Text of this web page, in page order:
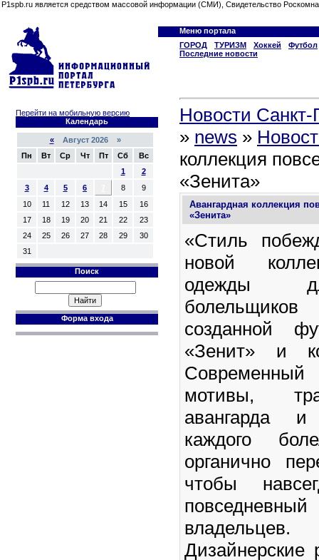
P1spb.ru является средством массовой информации (СМИ), Свидетельство
Меню портала
ГОРОД
ТУРИЗМ Хоккей
Футбол
Последние новости
Перейти на мобильную версию
Календарь
«Август 2026 »
Пн
Вт Ср Чт Пт Сб
Вс
1
2
3
4 5 6 8
9
10
11 12 13 14 15
16
17
18 19 20 21 22
23
24
25 26 27 28 29
30
31
Поиск
Форма входа
Новости Санкт-
» news »
коллекция
«Зенита»
Авангардная коллекция
«Зенита»
«Стиль
новой
одежды
болельщиков
созданной
«Зенит» и
мотивы,
авангарда
каждого
органично
чтобы
владельцев.
Дизайнерские